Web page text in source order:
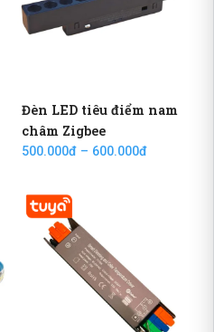
Đèn LED tiêu điểm nam
châm Zigbee
500.000đ – 600.000đ